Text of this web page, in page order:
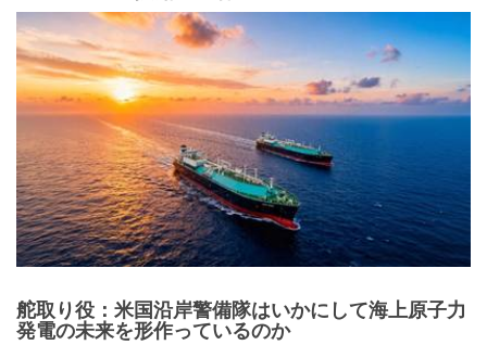
舵取り役：米国沿岸警備隊はいかにして海上原子力
発電の未来を形作っているのか